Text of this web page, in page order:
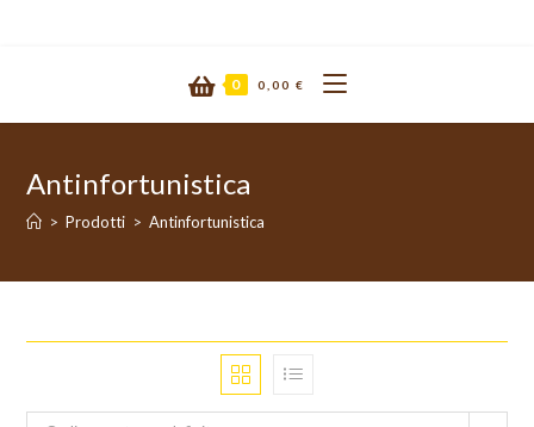
0 0,00 €
Antinfortunistica
> Prodotti > Antinfortunistica